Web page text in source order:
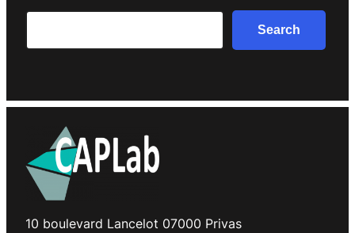
Search
10 boulevard Lancelot 07000 Privas